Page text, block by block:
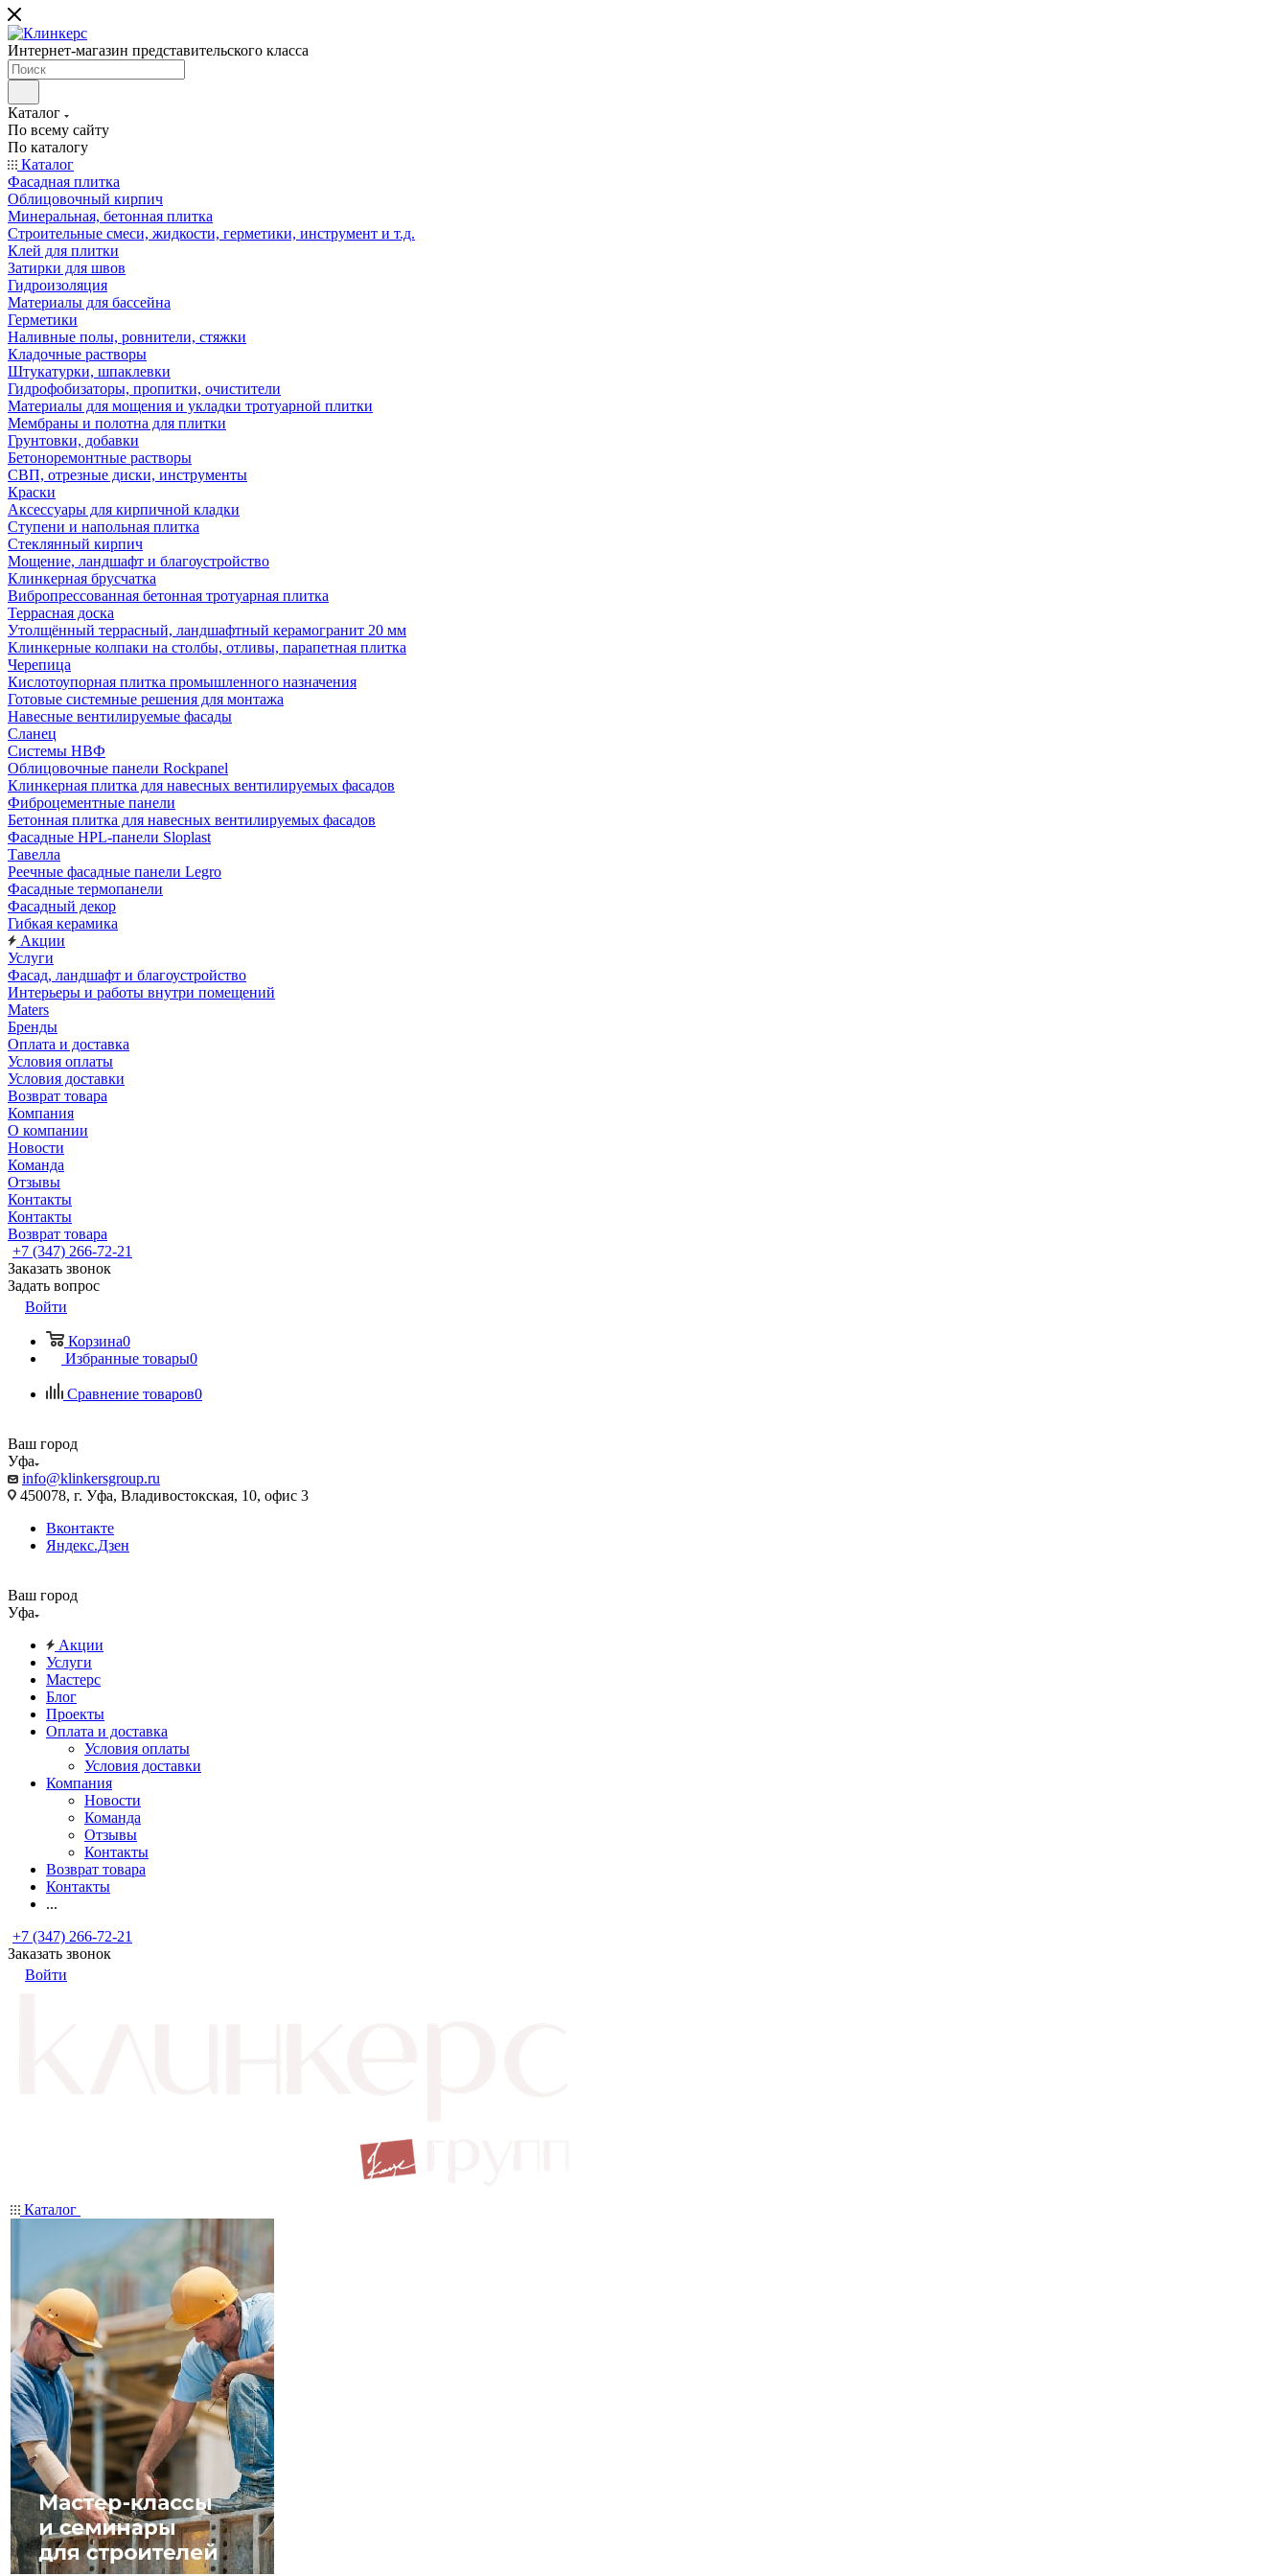
Интернет-магазин представительского класса
Каталог
По всему сайту
По каталогу
Каталог
Фасадная плитка
Облицовочный кирпич
Минеральная, бетонная плитка
Строительные смеси, жидкости, герметики, инструмент и т.д.
Клей для плитки
Затирки для швов
Гидроизоляция
Материалы для бассейна
Герметики
Наливные полы, ровнители, стяжки
Кладочные растворы
Штукатурки, шпаклевки
Гидрофобизаторы, пропитки, очистители
Материалы для мощения и укладки тротуарной плитки
Мембраны и полотна для плитки
Грунтовки, добавки
Бетоноремонтные растворы
СВП, отрезные диски, инструменты
Краски
Аксессуары для кирпичной кладки
Ступени и напольная плитка
Cтеклянный кирпич
Мощение, ландшафт и благоустройство
Клинкерная брусчатка
Вибропрессованная бетонная тротуарная плитка
Террасная доска
Утолщённый террасный, ландшафтный керамогранит 20 мм
Клинкерные колпаки на столбы, отливы, парапетная плитка
Черепица
Кислотоупорная плитка промышленного назначения
Готовые системные решения для монтажа
Навесные вентилируемые фасады
Сланец
Системы НВФ
Облицовочные панели Rockpanel
Клинкерная плитка для навесных вентилируемых фасадов
Фиброцементные панели
Бетонная плитка для навесных вентилируемых фасадов
Фасадные HPL-панели Sloplast
Тавелла
Реечные фасадные панели Legro
Фасадные термопанели
Фасадный декор
Гибкая керамика
Акции
Услуги
Фасад, ландшафт и благоустройство
Интерьеры и работы внутри помещений
Maters
Бренды
Оплата и доставка
Условия оплаты
Условия доставки
Возврат товара
Компания
О компании
Новости
Команда
Отзывы
Контакты
Контакты
Возврат товара
+7 (347) 266-72-21
Заказать звонок
Задать вопрос
Войти
Корзина0
Избранные товары0
Сравнение товаров0
Ваш город
Уфа
info@klinkersgroup.ru
450078, г. Уфа, Владивостокская, 10, офис 3
Вконтакте
Яндекс.Дзен
Ваш город
Уфа
Акции
Услуги
Мастерс
Блог
Проекты
Оплата и доставка
Условия оплаты
Условия доставки
Компания
Новости
Команда
Отзывы
Контакты
Возврат товара
Контакты
...
+7 (347) 266-72-21
Заказать звонок
Войти
Каталог